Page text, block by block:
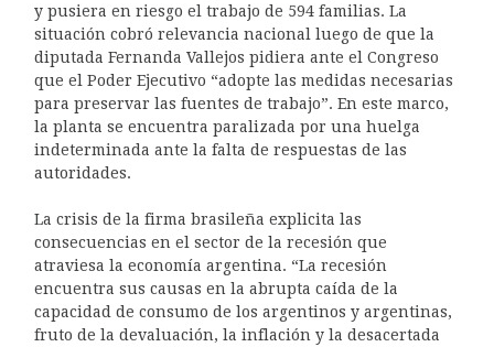
y pusiera en riesgo el trabajo de 594 familias. La
situación cobró relevancia nacional luego de que la
diputada Fernanda Vallejos pidiera ante el Congreso
que el Poder Ejecutivo “adopte las medidas necesarias
para preservar las fuentes de trabajo”. En este marco,
la planta se encuentra paralizada por una huelga
indeterminada ante la falta de respuestas de las
autoridades.
La crisis de la firma brasileña explicita las
consecuencias en el sector de la recesión que
atraviesa la economía argentina. “La recesión
encuentra sus causas en la abrupta caída de la
capacidad de consumo de los argentinos y argentinas,
fruto de la devaluación, la inflación y la desacertada